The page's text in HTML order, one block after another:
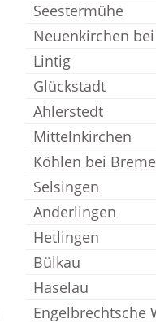
Seestermühe
Neuenkirchen
Lintig
Glückstadt
Ahlerstedt
Mittelnkirchen
Köhlen bei
Selsingen
Anderlingen
Hetlingen
Bülkau
Haselau
Engelbrechtsche